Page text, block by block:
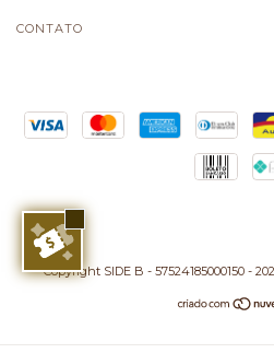
CONTATO
Copyright SIDE B - 57524185000150 -